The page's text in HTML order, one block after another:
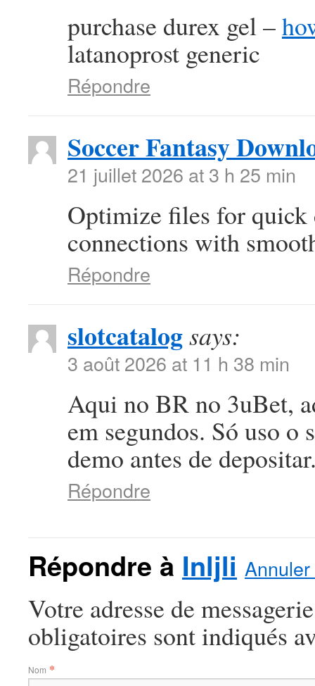
purchase durex gel –
latanoprost generic
Répondre
Soccer Fantasy
21 juillet 2026 at 3 h 25 min
Optimize files for quick
connections with
Répondre
slotcatalogsays:
3 août 2026 at 11 h 38 min
Aqui no BR no 3uBet,
em segundos. Só uso o
demo antes de
Répondre
Répondre à Inljli
Votre adresse de
obligatoires sont indiqués
Nom *